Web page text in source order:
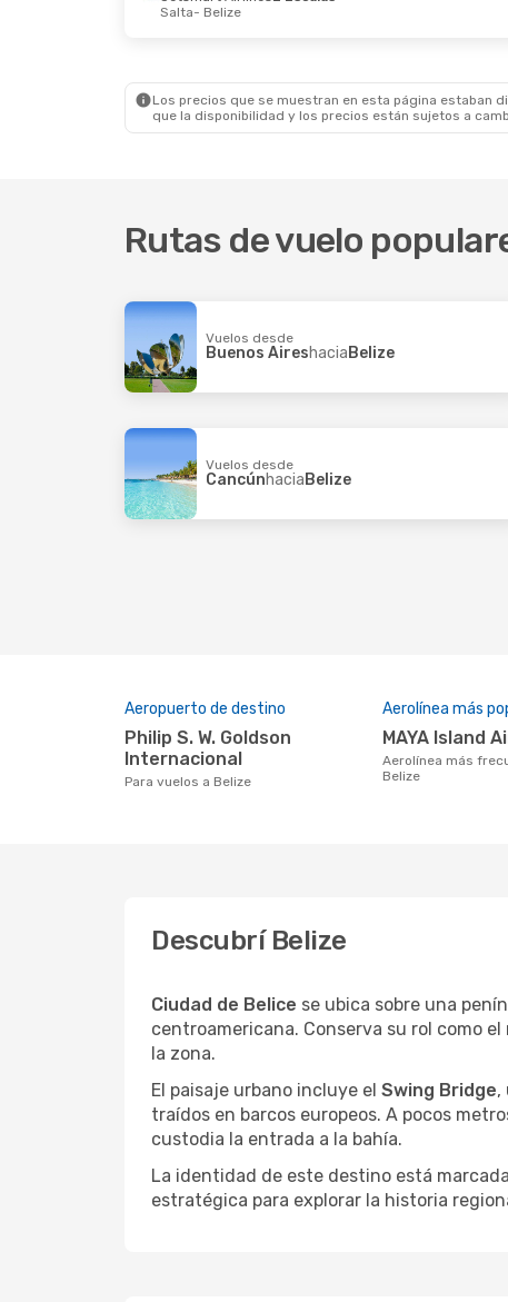
- Lun., 31 Ago.
- Asunción
Belize
-
Salta- Belize
Los precios que se muestran en esta página estaban
que la disponibilidad y los precios están sujetos a
Rutas de vuelo
Vuelos desde
Buenos Aireshacia Belize
Vuelos desde
Cancúnhacia Belize
Aeropuerto de destino
Philip S. W. Goldson
Internacional
Para vuelos a Belize
Aerolínea más
MAYA Island
Aerolínea más frecuentada con vuelos a
Belize
Descubrí Belize
Ciudad de Belice se ubica sobre una
centroamericana. Conserva su rol como
la zona.
El paisaje urbano incluye el Swing Bridge,
traídos en barcos europeos. A pocos
custodia la entrada a la bahía.
La identidad de este destino está
estratégica para explorar la historia